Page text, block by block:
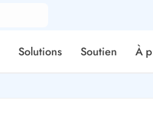
Solutions Soutien À